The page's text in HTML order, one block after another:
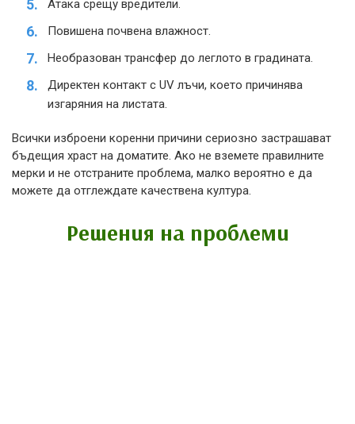
Атака срещу вредители.
Повишена почвена влажност.
Необразован трансфер до леглото в градината.
Директен контакт с UV лъчи, което причинява
изгаряния на листата.
Всички изброени коренни причини сериозно застрашават
бъдещия храст на доматите. Ако не вземете правилните
мерки и не отстраните проблема, малко вероятно е да
можете да отглеждате качествена култура.
Решения на проблеми